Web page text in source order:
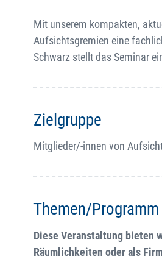
Mit unserem kompakten,
Aufsichtsgremien eine
Schwarz stellt das Seminar
Zielgruppe
Mitglieder/-innen von
Themen/Programm
Diese Veranstaltung bieten
Räumlichkeiten oder als